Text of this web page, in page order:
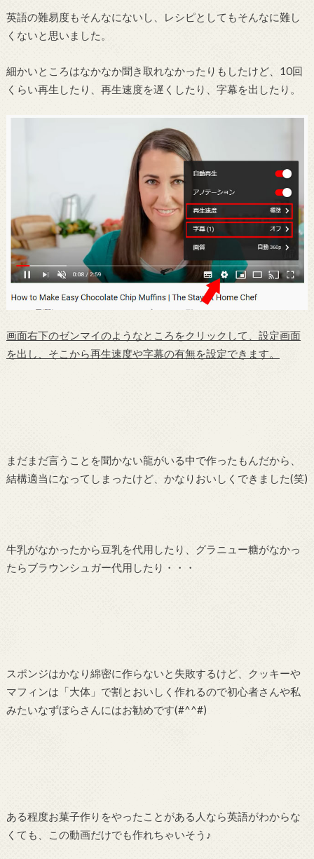
英語の難易度もそんなにないし、レシピとしてもそんなに難し
くないと思いました。
細かいところはなかなか聞き取れなかったりもしたけど、10回
くらい再生したり、再生速度を遅くしたり、字幕を出したり。
画面右下のゼンマイのようなところをクリックして、設定画面
を出し、そこから再生速度や字幕の有無を設定できます。
まだまだ言うことを聞かない龍がいる中で作ったもんだから、
結構適当になってしまったけど、かなりおいしくできました(笑)
牛乳がなかったから豆乳を代用したり、グラニュー糖がなかっ
たらブラウンシュガー代用したり・・・
スポンジはかなり綿密に作らないと失敗するけど、クッキーや
マフィンは「大体」で割とおいしく作れるので初心者さんや私
みたいなずぼらさんにはお勧めです(#^^#)
ある程度お菓子作りをやったことがある人なら英語がわからな
くても、この動画だけでも作れちゃいそう♪